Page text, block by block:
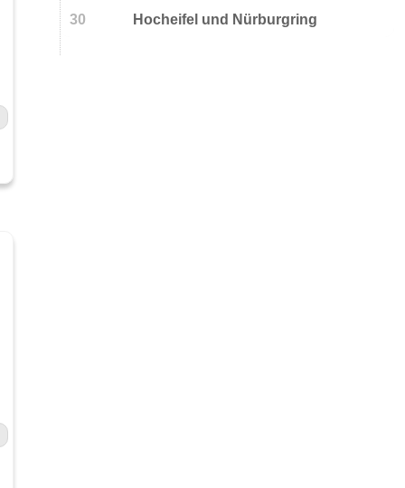
30 Hocheifel und Nürburgring